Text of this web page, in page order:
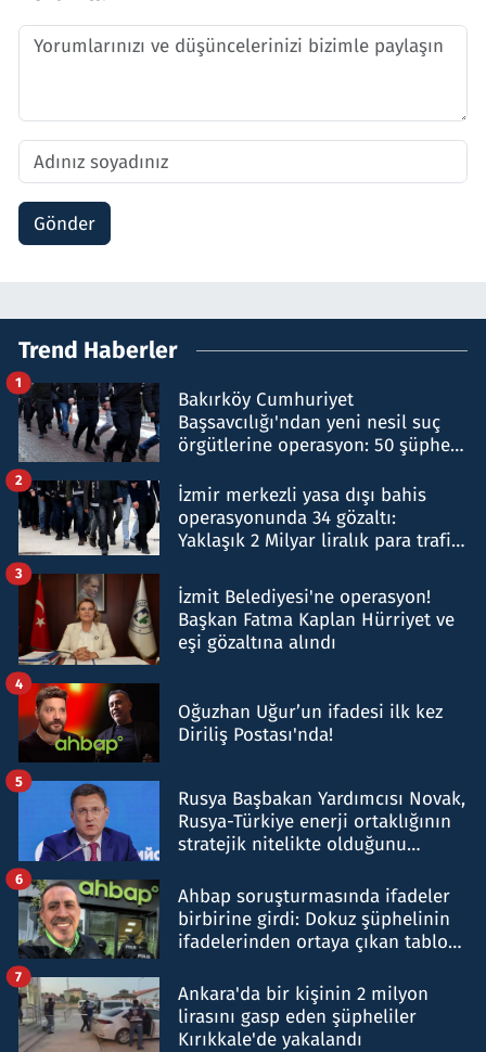
Gönder
Trend Haberler
Bakırköy Cumhuriyet
Başsavcılığı'ndan yeni nesil suç
örgütlerine operasyon: 50 şüpheli
1
İzmir merkezli yasa dışı bahis
operasyonunda 34 gözaltı:
Yaklaşık 2 Milyar liralık para trafiği
2
İzmit Belediyesi'ne operasyon!
Başkan Fatma Kaplan Hürriyet ve
eşi gözaltına alındı
3
Oğuzhan Uğur’un ifadesi ilk kez
Diriliş Postası'nda!
4
Rusya Başbakan Yardımcısı Novak,
Rusya-Türkiye enerji ortaklığının
stratejik nitelikte olduğunu
5
Ahbap soruşturmasında ifadeler
birbirine girdi: Dokuz şüphelinin
ifadelerinden ortaya çıkan tablo
6
Ankara'da bir kişinin 2 milyon
lirasını gasp eden şüpheliler
Kırıkkale'de yakalandı
7